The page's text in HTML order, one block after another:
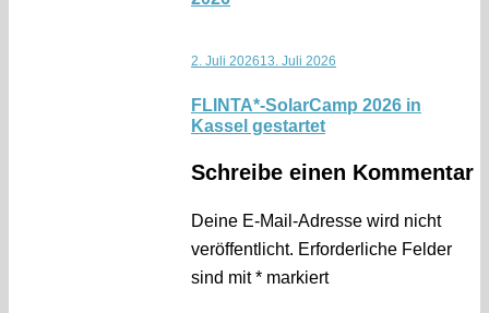
2. Juli 202613. Juli 2026
FLINTA*-SolarCamp 2026 in
Kassel gestartet
Schreibe einen Kommentar
Deine E-Mail-Adresse wird nicht
veröffentlicht. Erforderliche Felder
sind mit* markiert